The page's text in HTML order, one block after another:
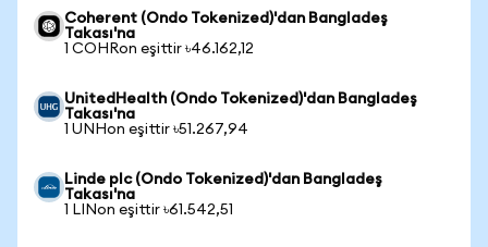
Coherent (Ondo Tokenized)'dan Bangladeş
Takası'na
1 COHRon eşittir ৳46.162,12
UnitedHealth (Ondo Tokenized)'dan Bangladeş
Takası'na
1 UNHon eşittir ৳51.267,94
Linde plc (Ondo Tokenized)'dan Bangladeş
Takası'na
1 LINon eşittir ৳61.542,51